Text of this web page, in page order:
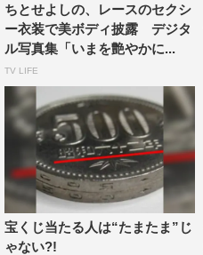
ちとせよしの、レースのセクシ
ー衣装で美ボディ披露 デジタ
ル写真集「いまを艶やかに...
TV LIFE
宝くじ当たる人は“たまたま”じ
ゃない?!